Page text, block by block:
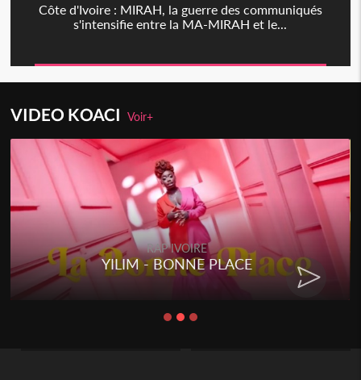
Côte d'Ivoire : MIRAH, la guerre des communiqués
s'intensifie entre la MA-MIRAH et le...
VIDEO KOACIVoir+
RAP IVOIRE
YILIM - BONNE PLACE